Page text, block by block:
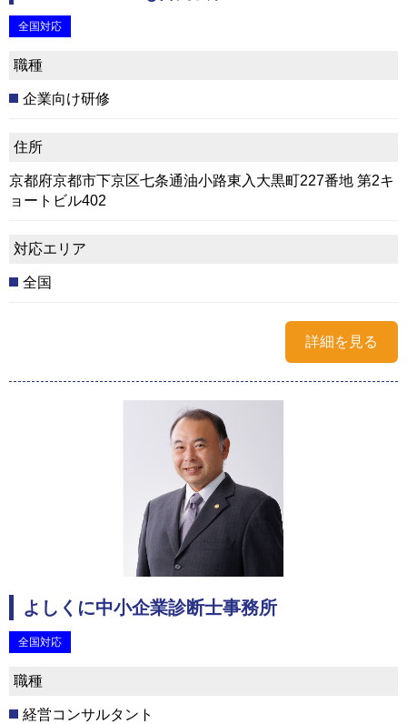
全国対応
職種
企業向け研修
住所
京都府京都市下京区七条通油小路東入大黒町227番地 第2キ
ョートビル402
対応エリア
全国
詳細を見る
よしくに中小企業診断士事務所
全国対応
職種
経営コンサルタント